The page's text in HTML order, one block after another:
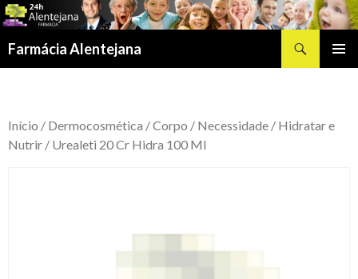
Farmácia Alentejana
Início / Dermocosmética /Corpo / Necessidade / Hidratar e
Nutrir / Urealeti 20 Cr Hidra 100 Ml